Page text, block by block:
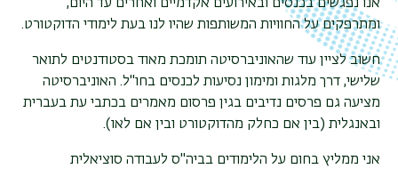
אנו נפגשים בכנסים ובאירועים אקדמיים ואחרים עד היום,
ומתרפקים על החוויות המשותפות שהיו לנו בעת לימודי הדוקטורט.
חשוב לציין עוד שהאוניברסיטה תומכת מאוד בסטודנטים לתואר
שלישי, דרך מלגות ומימון נסיעות לכנסים בחו"ל. האוניברסיטה
מציעה גם פרסים נדיבים בגין פרסום מאמרים בכתבי עת בעברית
ובאנגלית (בין אם כחלק מהדוקטורט ובין אם לאו).
אני ממליץ בחום על הלימודים בביה"ס לעבודה סוציאלית